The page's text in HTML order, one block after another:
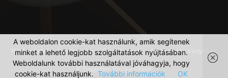
Médiaajánlat Impresszum Szerzői jogok Adatkezelési irányelvek
© Független Hírügynökség
A weboldalon cookie-kat használunk, amik segítenek
minket a lehető legjobb szolgáltatások nyújtásában.
Weboldalunk további használatával jóváhagyja, hogy
cookie-kat használjunk. További információk OK